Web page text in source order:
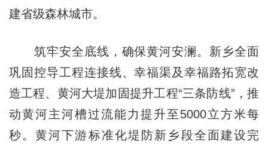
建省级森林城市。
筑牢安全底线，确保黄河安澜。新乡全面
巩固控导工程连接线、幸福渠及幸福路拓宽改
造工程、黄河大堤加固提升工程“三条防线”，推
动黄河主河槽过流能力提升至5000立方米每
秒。黄河下游标准化堤防新乡段全面建设完